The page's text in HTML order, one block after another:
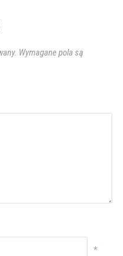
Wymagane pola są
*